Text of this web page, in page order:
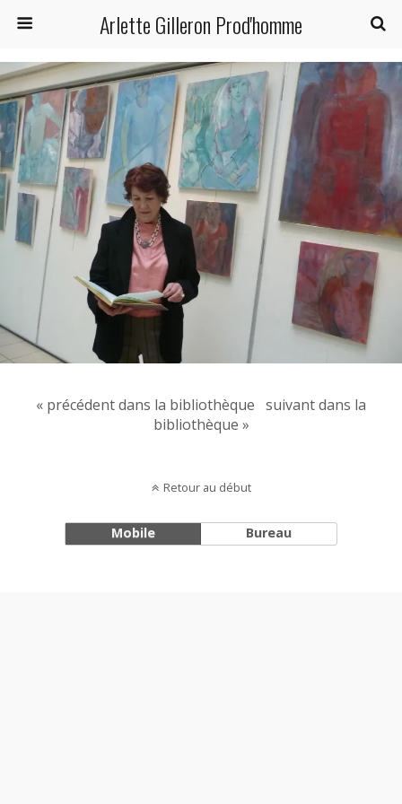
Arlette Gilleron Prod'homme
« précédent dans la bibliothèque suivant dans la
bibliothèque »
Retour au début
Mobile Bureau